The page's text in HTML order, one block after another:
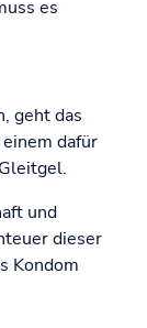
es
geht das
dafür
und
dieser
Kondom